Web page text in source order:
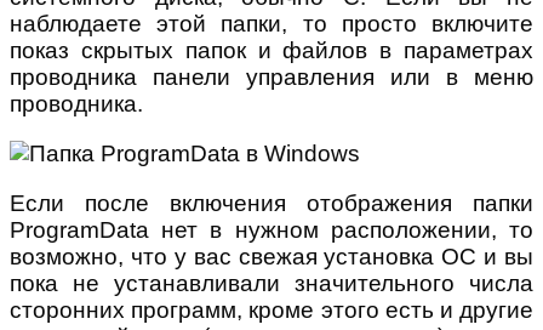
наблюдаете этой папки, то просто включите
показ скрытых папок и файлов в параметрах
проводника панели управления или в меню
проводника.
Если после включения отображения папки
ProgramData нет в нужном расположении, то
возможно, что у вас свежая установка ОС и вы
пока не устанавливали значительного числа
сторонних программ, кроме этого есть и другие